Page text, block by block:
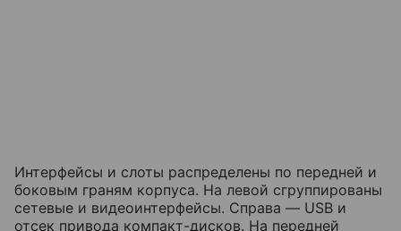
Интерфейсы и слоты распределены по передней и
боковым граням корпуса. На левой сгруппированы
сетевые и видеоинтерфейсы. Справа — USB и
отсек привода компакт-дисков. На передней